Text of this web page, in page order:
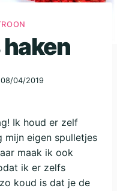
08/04/2019
Ik houd er zelf
mijn eigen spulletjes
maak ik ook
ik er zelfs
koud is dat je de